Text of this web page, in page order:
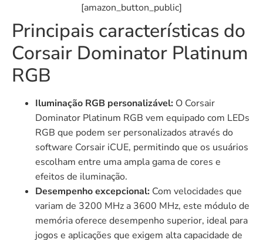
[amazon_button_public]
Principais características do
Corsair Dominator Platinum
RGB
Iluminação RGB personalizável: O Corsair
Dominator Platinum RGB vem equipado com LEDs
RGB que podem ser personalizados através do
software Corsair iCUE, permitindo que os usuários
escolham entre uma ampla gama de cores e
efeitos de iluminação.
Desempenho excepcional: Com velocidades que
variam de 3200 MHz a 3600 MHz, este módulo de
memória oferece desempenho superior, ideal para
jogos e aplicações que exigem alta capacidade de